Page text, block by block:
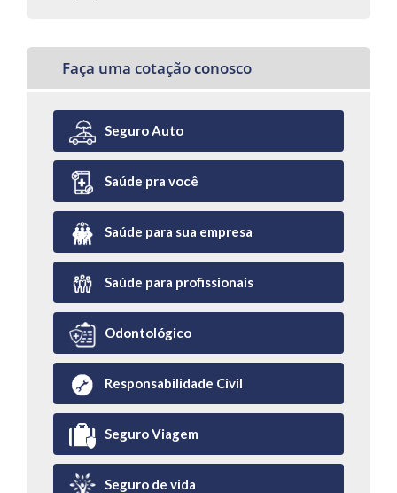
Faça uma cotação conosco
Seguro Auto
Saúde pra você
Saúde para sua empresa
Saúde para profissionais
Odontológico
Responsabilidade Civil
Seguro Viagem
Seguro de vida